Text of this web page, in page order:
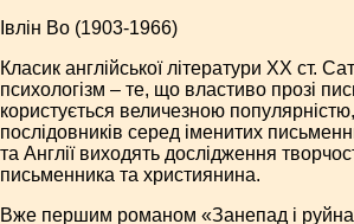
Івлін Во (1903-1966)
Класик англійської літератури ХХ ст.
психологізм – те, що властиво прозі
користується величезною
послідовників серед іменитих
та Англії виходять дослідження
письменника та християнина.
Вже першим романом «Занепад і